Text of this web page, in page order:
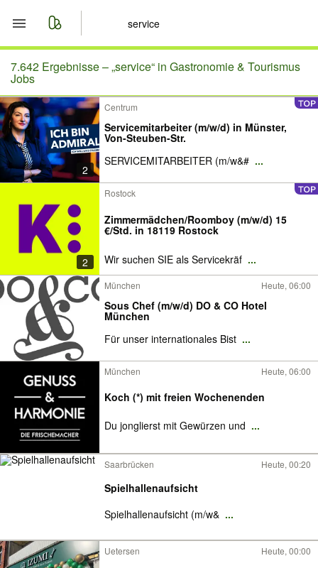
Start
Merkliste
Nachrichten
Anzeige aufgeben
7.642 Ergebnisse –„service“ in Gastronomie & Tourismus
Jobs
2
Centrum
Servicemitarbeiter (m/w/d) in Münster,
Von-Steuben-Str.
SERVICEMITARBEITER (m/w&# ...
2
Rostock
Zimmermädchen/Roomboy (m/w/d) 15
€/Std. in 18119 Rostock
Wir suchen SIE als Servicekräf ...
München Heute, 06:00
Sous Chef (m/w/d) DO & CO Hotel
München
Für unser internationales Bist ...
München Heute, 06:00
Koch (*) mit freien Wochenenden
Du jonglierst mit Gewürzen und ...
Saarbrücken Heute, 00:20
Spielhallenaufsicht
Spielhallenaufsicht (m/w& ...
Uetersen Heute, 00:00